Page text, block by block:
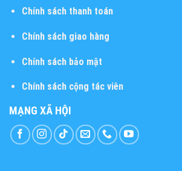
Chính sách thanh toán
Chính sách giao hàng
Chính sách bảo mật
Chính sách cộng tác viên
MẠNG XÃ HỘI